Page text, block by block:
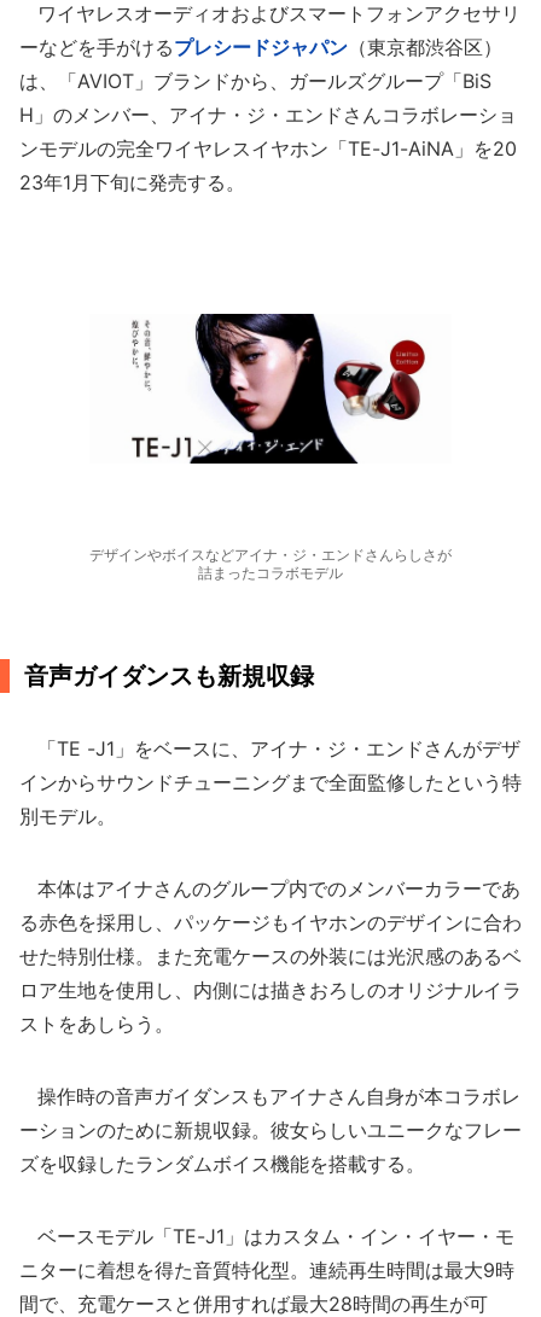
ワイヤレスオーディオおよびスマートフォンアクセサリ
ーなどを手がけるプレシードジャパン （東京都渋谷区）
は、「AVIOT」ブランドから、ガールズグループ「BiS
H」のメンバー、アイナ・ジ・エンドさんコラボレーショ
ンモデルの完全ワイヤレスイヤホン「TE-J1-AiNA」を20
23年1月下旬に発売する。
デザインやボイスなどアイナ・ジ・エンドさんらしさが
詰まったコラボモデル
音声ガイダンスも新規収録
「TE -J1」をベースに、アイナ・ジ・エンドさんがデザ
インからサウンドチューニングまで全面監修したという特
別モデル。
本体はアイナさんのグループ内でのメンバーカラーであ
る赤色を採用し、パッケージもイヤホンのデザインに合わ
せた特別仕様。また充電ケースの外装には光沢感のあるベ
ロア生地を使用し、内側には描きおろしのオリジナルイラ
ストをあしらう。
操作時の音声ガイダンスもアイナさん自身が本コラボレ
ーションのために新規収録。彼女らしいユニークなフレー
ズを収録したランダムボイス機能を搭載する。
ベースモデル「TE-J1」はカスタム・イン・イヤー・モ
ニターに着想を得た音質特化型。連続再生時間は最大9時
間で、充電ケースと併用すれば最大28時間の再生が可